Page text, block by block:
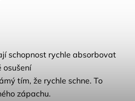
schopnost rychle absorbovat
osušení
tím, že rychle schne. To
zápachu.